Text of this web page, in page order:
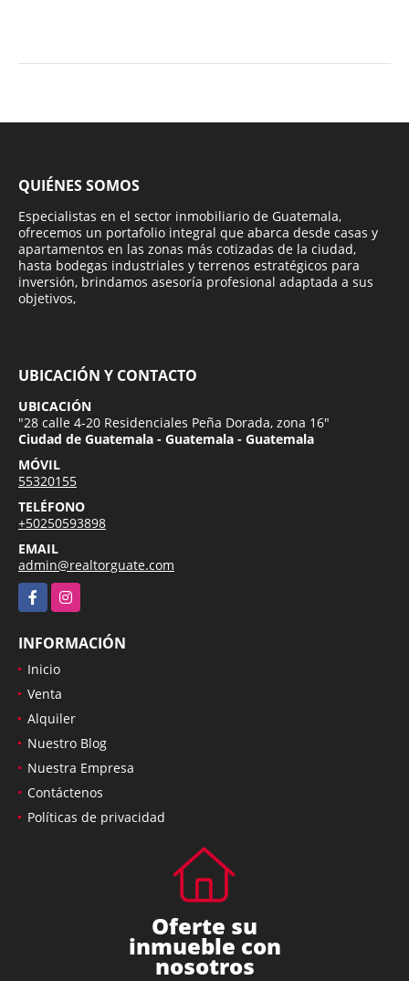
QUIÉNES SOMOS
Especialistas en el sector inmobiliario de Guatemala,
ofrecemos un portafolio integral que abarca desde casas y
apartamentos en las zonas más cotizadas de la ciudad,
hasta bodegas industriales y terrenos estratégicos para
inversión, brindamos asesoría profesional adaptada a sus
objetivos,
UBICACIÓN Y CONTACTO
UBICACIÓN
"28 calle 4-20 Residenciales Peña Dorada, zona 16"
Ciudad de Guatemala - Guatemala - Guatemala
MÓVIL
55320155
TELÉFONO
+50250593898
EMAIL
admin@realtorguate.com
FacebookInstagram
INFORMACIÓN
Inicio
Venta
Alquiler
Nuestro Blog
Nuestra Empresa
Contáctenos
Políticas de privacidad
Oferte su
inmueble con
nosotros